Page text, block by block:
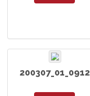
200307_01_0912